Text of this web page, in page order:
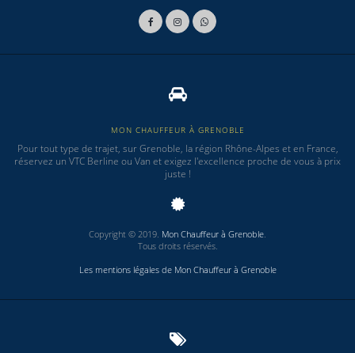
MON CHAUFFEUR À GRENOBLE
Pour tout type de trajet, sur Grenoble, la région Rhône-Alpes et en France,
réservez un VTC Berline ou Van et exigez l'excellence proche de vous à prix
juste !
Copyright © 2019. Mon Chauffeur à Grenoble.
Tous droits réservés.
Les mentions légales de Mon Chauffeur à Grenoble